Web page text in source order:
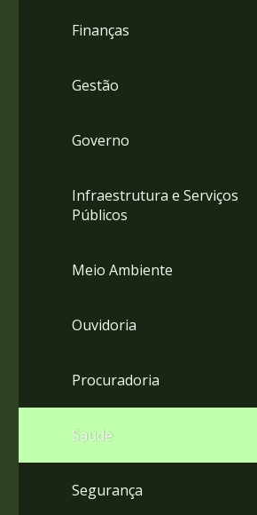
Finanças
Gestão
Governo
Infraestrutura e Serviços
Públicos
Meio Ambiente
Ouvidoria
Procuradoria
Saúde
Segurança